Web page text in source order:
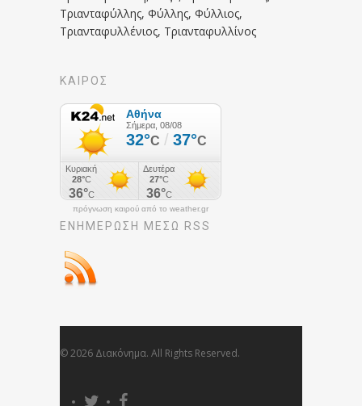
Τριανταφύλλης, Φύλλης, Φύλλιος,
Τριανταφυλλένιος, Τριανταφυλλίνος
ΚΑΙΡΟΣ
πρόγνωση καιρού από το weather.gr
ΕΝΗΜΈΡΩΣΉ ΜΕΣΩ RSS
© 2026 Διακόνημα. All Rights Reserved.